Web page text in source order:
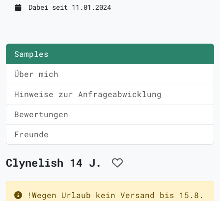
Dabei seit 11.01.2024
Samples
Über mich
Hinweise zur Anfrageabwicklung
Bewertungen
Freunde
Clynelish 14 J.
!Wegen Urlaub kein Versand bis 15.8.